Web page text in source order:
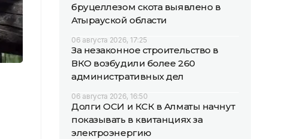
бруцеллезом скота выявлено в
Атырауской области
06 августа 2026, 17:25
За незаконное строительство в
ВКО возбудили более 260
административных дел
06 августа 2026, 16:50
Долги ОСИ и КСК в Алматы начнут
показывать в квитанциях за
электроэнергию